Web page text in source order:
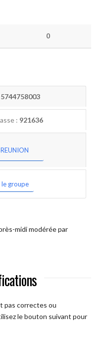
0
5744758003
: 921636
groupe
midi modérée par
pas correctes ou
le bouton suivant pour